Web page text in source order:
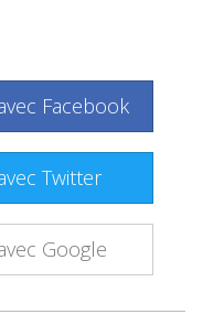
Facebook
Twitter
Google